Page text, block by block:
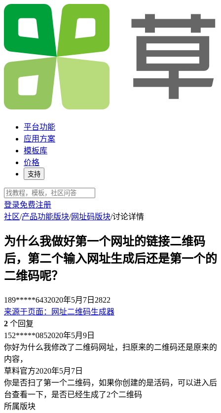
平台功能
应用方案
模板库
价格
支持
登录免费注册
社区/产品功能版块/网址码版块/讨论详情
为什么我做好第一个网址的链接二维码
后，第二个输入网址生成后还是第一个的
二维码呢？
189*****6432020年5月7日 2822
来源于页面 ：
网址二维码生成器
2 个回复
152*****0852020年5月9日
你好为什么我修改了二维码网址，扫原来的二维码还是原来的
内容，
草料官方2020年5月7日
你是否扫了第一个二维码，如果你创建的是活码，可以进入后
台查看一下，是否已经生成了2个二维码
所属版块